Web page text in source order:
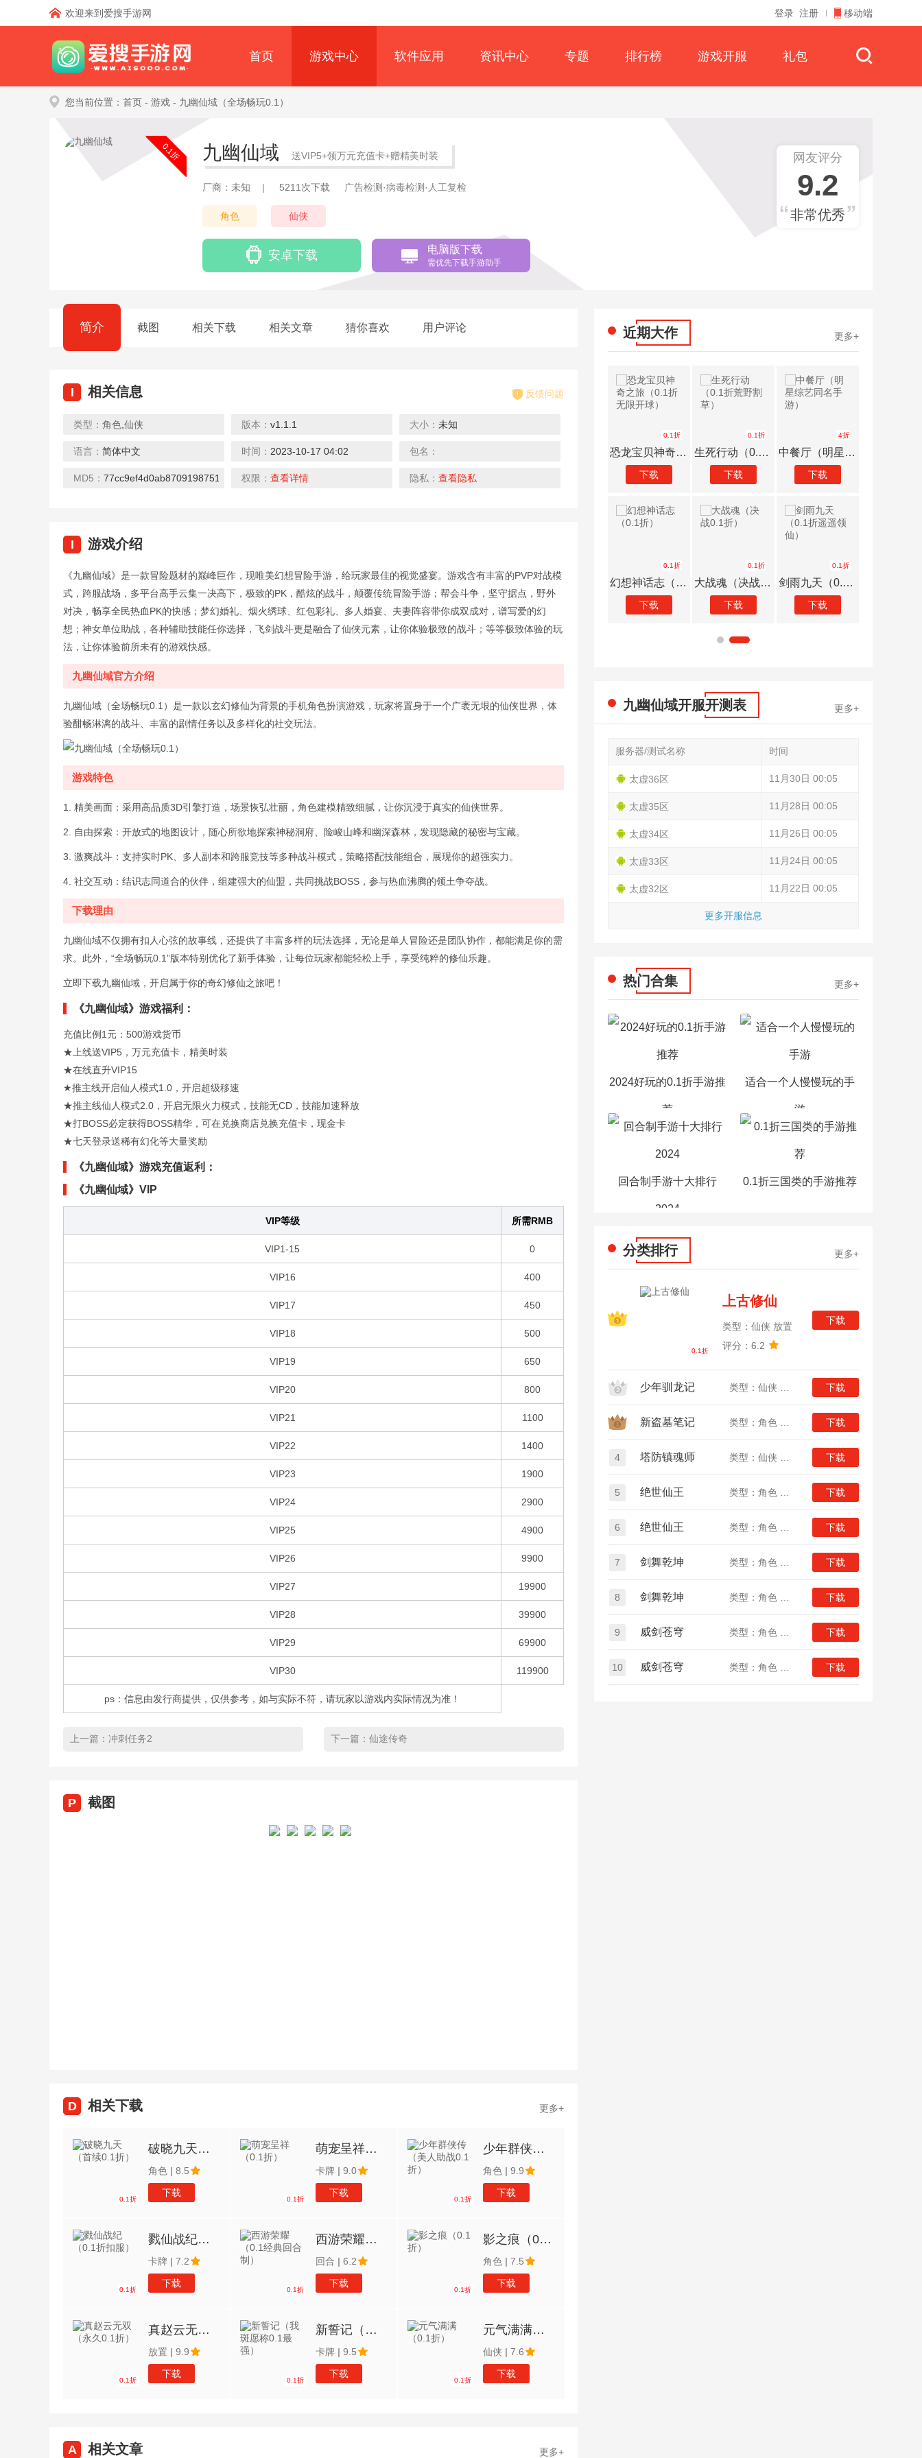
欢迎来到爱搜手游网 登录 注册 移动端
首页 游戏中心 软件应用 资讯中心 专题 排行榜 游戏开服 礼包
您当前位置： 首页 - 游戏 - 九幽仙域（全场畅玩0.1）
0.1折 九幽仙域 送VIP5+领万元充值卡+赠精美时装
厂商：未知 | 5211次下载 广告检测·病毒检测·人工复检
角色 仙侠
安卓下载 电脑版下载
需优先下载手游助手
网友评分
9.2
非常优秀
简介 截图 相关下载 相关文章 猜你喜欢 用户评论
I 相关信息 反馈问题
类型： 角色 仙侠 版本： v1.1.1 大小： 未知
语言： 简体中文 时间： 2023-10-17 04:02 包名：
MD5： 77cc9ef4d0ab8709198751b8e2706fcc
权限： 查看详情 隐私： 查看隐私
I 游戏介绍
《九幽仙域》是一款冒险题材的巅峰巨作，现唯美幻想冒险手游，给玩家最佳的视觉盛宴。游戏含有丰富的PVP对战模
式，跨服战场，多平台高手云集一决高下，极致的PK，酷炫的战斗，颠覆传统冒险手游；帮会斗争，坚守据点，野外
对决，畅享全民热血PK的快感；梦幻婚礼、烟火绣球、红包彩礼、多人婚宴、夫妻阵容带你成双成对，谱写爱的幻
想；神女单位助战，各种辅助技能任你选择，飞剑战斗更是融合了仙侠元素，让你体验极致的战斗；等等极致体验的玩
法，让你体验前所未有的游戏快感。
九幽仙域官方介绍
九幽仙域（全场畅玩0.1）是一款以玄幻修仙为背景的手机角色扮演游戏，玩家将置身于一个广袤无垠的仙侠世界，体
验酣畅淋漓的战斗、丰富的剧情任务以及多样化的社交玩法。
游戏特色
1. 精美画面：采用高品质3D引擎打造，场景恢弘壮丽，角色建模精致细腻，让你沉浸于真实的仙侠世界。
2. 自由探索：开放式的地图设计，随心所欲地探索神秘洞府、险峻山峰和幽深森林，发现隐藏的秘密与宝藏。
3. 激爽战斗：支持实时PK、多人副本和跨服竞技等多种战斗模式，策略搭配技能组合，展现你的超强实力。
4. 社交互动：结识志同道合的伙伴，组建强大的仙盟，共同挑战BOSS，参与热血沸腾的领土争夺战。
下载理由
九幽仙域不仅拥有扣人心弦的故事线，还提供了丰富多样的玩法选择，无论是单人冒险还是团队协作，都能满足你的需
求。此外，“全场畅玩0.1”版本特别优化了新手体验，让每位玩家都能轻松上手，享受纯粹的修仙乐趣。
立即下载九幽仙域，开启属于你的奇幻修仙之旅吧！
《九幽仙域》游戏福利：
充值比例1元：500游戏货币
★上线送VIP5，万元充值卡，精美时装
★在线直升VIP15
★推主线开启仙人模式1.0，开启超级移速
★推主线仙人模式2.0，开启无限火力模式，技能无CD，技能加速释放
★打BOSS必定获得BOSS精华，可在兑换商店兑换充值卡，现金卡
★七天登录送稀有幻化等大量奖励
《九幽仙域》游戏充值返利：
《九幽仙域》VIP
VIP等级 所需RMB
VIP1-15 0
VIP16 400
VIP17 450
VIP18 500
VIP19 650
VIP20 800
VIP21 1100
VIP22 1400
VIP23 1900
VIP24 2900
VIP25 4900
VIP26 9900
VIP27 19900
VIP28 39900
VIP29 69900
VIP30 119900
ps：信息由发行商提供，仅供参考，如与实际不符，请玩家以游戏内实际情况为准！
上一篇： 冲刺任务2 下一篇： 仙途传奇
P 截图
D 相关下载 更多+
0.1折
破晓九天（首续0.1折）
角色 | 8.5
下载
0.1折
萌宠呈祥（0.1折）
卡牌 | 9.0
下载
0.1折
少年群侠传（美人助战0.1折）
角色 | 9.9
下载
0.1折
戮仙战纪（0.1折扣服）
卡牌 | 7.2
下载
0.1折
西游荣耀（0.1经典回合制）
回合 | 6.2
下载
0.1折
影之痕（0.1折）
角色 | 7.5
下载
0.1折
真赵云无双（永久0.1折）
放置 | 9.9
下载
0.1折
新誓记（我斑愿称0.1最强）
卡牌 | 9.5
下载
0.1折
元气满满（0.1折）
仙侠 | 7.6
下载
A 相关文章 更多+
近期大作 更多+
下载
生死行动（0.1折荒野割草）
下载
中餐厅（明星综艺同名手游）
下载
幻想神话志（0.1折）
下载
大战魂（决战0.1折）
下载
剑雨九天（0.1折遥遥领仙）
下载
太古封魔录2
下载
幻灵大冒险
下载
战玲珑2（0.1折）
下载
0.1折
恐龙宝贝神奇之旅（0.1折无限开球）
下载
0.1折
生死行动（0.1折荒野割草）
下载
4折
中餐厅（明星综艺同名手游）
下载
0.1折
幻想神话志（0.1折）
下载
0.1折
大战魂（决战0.1折）
下载
0.1折
剑雨九天（0.1折遥遥领仙）
下载
九幽仙域开服开测表 更多+
更多开服信息
服务器/测试名称 时间
太虚36区 11月30日 00:05
太虚35区 11月28日 00:05
太虚34区 11月26日 00:05
太虚33区 11月24日 00:05
太虚32区 11月22日 00:05
热门合集 更多+
2024好玩的0.1折手游推
荐
适合一个人慢慢玩的手
游
回合制手游十大排行
2024
0.1折三国类的手游推荐
分类排行 更多+
0.1折
上古修仙
类型：仙侠 放置
评分：6.2
下载
少年驯龙记 下载
新盗墓笔记 下载
4 塔防镇魂师 下载
5 绝世仙王 下载
6 绝世仙王 下载
7 剑舞乾坤 下载
8 剑舞乾坤 下载
9 威剑苍穹 下载
10 威剑苍穹 下载